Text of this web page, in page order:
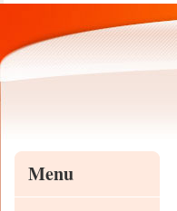
Menu